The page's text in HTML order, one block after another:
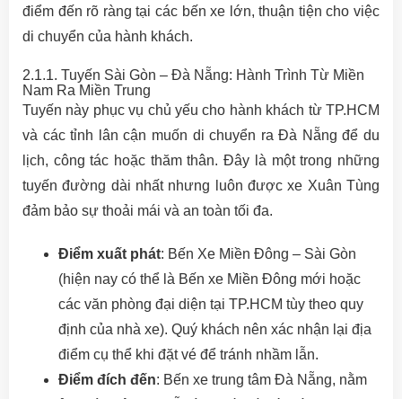
điểm đến rõ ràng tại các bến xe lớn, thuận tiện cho việc
di chuyển của hành khách.
2.1.1. Tuyến Sài Gòn – Đà Nẵng: Hành Trình Từ Miền
Nam Ra Miền Trung
Tuyến này phục vụ chủ yếu cho hành khách từ TP.HCM
và các tỉnh lân cận muốn di chuyển ra Đà Nẵng để du
lịch, công tác hoặc thăm thân. Đây là một trong những
tuyến đường dài nhất nhưng luôn được xe Xuân Tùng
đảm bảo sự thoải mái và an toàn tối đa.
Điểm xuất phát: Bến Xe Miền Đông – Sài Gòn
(hiện nay có thể là Bến xe Miền Đông mới hoặc
các văn phòng đại diện tại TP.HCM tùy theo quy
định của nhà xe). Quý khách nên xác nhận lại địa
điểm cụ thể khi đặt vé để tránh nhầm lẫn.
Điểm đích đến: Bến xe trung tâm Đà Nẵng, nằm